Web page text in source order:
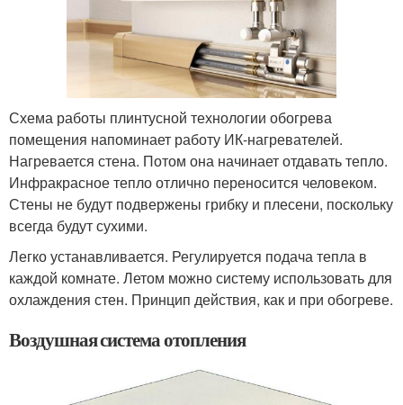
Схема работы плинтусной технологии обогрева
помещения напоминает работу ИК-нагревателей.
Нагревается стена. Потом она начинает отдавать тепло.
Инфракрасное тепло отлично переносится человеком.
Стены не будут подвержены грибку и плесени, поскольку
всегда будут сухими.
Легко устанавливается. Регулируется подача тепла в
каждой комнате. Летом можно систему использовать для
охлаждения стен. Принцип действия, как и при обогреве.
Воздушная система отопления